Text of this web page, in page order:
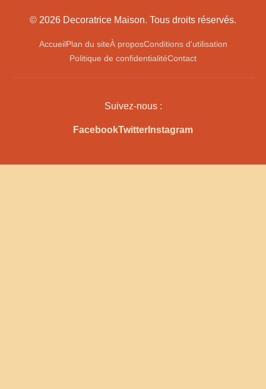
© 2026 Decoratrice Maison. Tous droits réservés.
AccueilPlan du siteÀ proposConditions d'utilisation
Politique de confidentialitéContact
Suivez-nous :
FacebookTwitter Instagram